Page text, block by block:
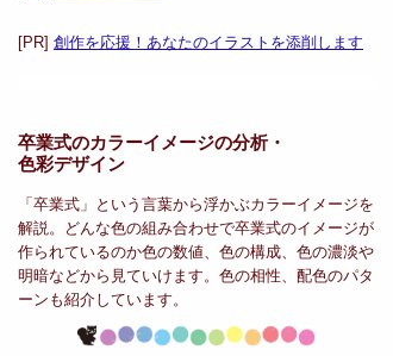
[PR] 創作を応援！あなたのイラストを添削します
卒業式のカラーイメージの分析・
色彩デザイン
「卒業式」という言葉から浮かぶカラーイメージを
解説。どんな色の組み合わせで卒業式のイメージが
作られているのか色の数値、色の構成、色の濃淡や
明暗などから見ていけます。色の相性、配色のパタ
ーンも紹介しています。